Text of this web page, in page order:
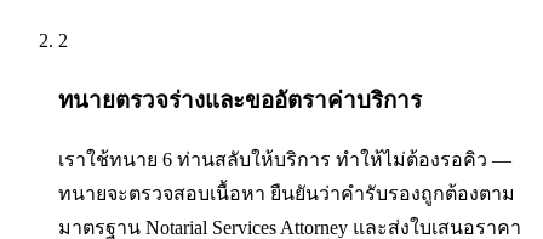
2
ทนายตรวจร่างและขออัตราค่าบริการ
เราใช้ทนาย 6 ท่านสลับให้บริการ ทำให้ไม่ต้องรอคิว —
ทนายจะตรวจสอบเนื้อหา ยืนยันว่าคำรับรองถูกต้องตาม
มาตรฐาน Notarial Services Attorney และส่งใบเสนอราคา